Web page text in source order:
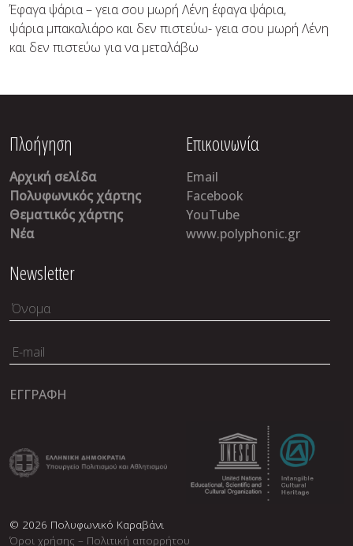
Έφαγα ψάρια – γεια σου μωρή Λένη έφαγα ψάρια,
ψάρια μπακαλιάρο και δεν πιστεύω- γεια σου μωρή Λένη
και δεν πιστεύω για να μεταλάβω
Πλοήγηση
Αρχική σελίδα
Πολυφωνικός χάρτης
Θεματικός χάρτης
Νέα
Επικοινωνία
Email
Facebook
YouTube
www.polyphonic.gr
Newsletter
© 2026 Πολυφωνικό Καραβάνι
Όροι χρήσης – Πολιτική απορρήτου